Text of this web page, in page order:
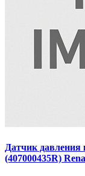
Датчик
(407000435R)